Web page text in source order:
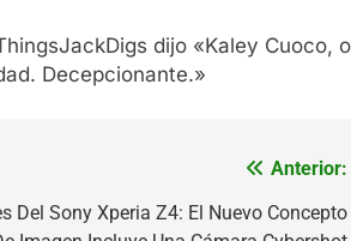
dijo «Kaley
Decepcionante.»
Anterior:
Del Sony Xperia Z4: El Nuevo Concepto